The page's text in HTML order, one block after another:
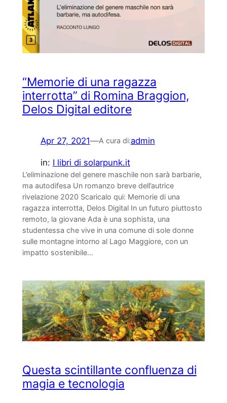
“Memorie di una ragazza
interrotta” di Romina Braggion,
Delos Digital editore
Apr 27, 2021—A cura di:admin
in: I libri di solarpunk.it
L’eliminazione del genere maschile non sarà barbarie,
ma autodifesa Un romanzo breve dell’autrice
rivelazione 2020 Scaricalo qui: Memorie di una
ragazza interrotta, Delos Digital In un futuro piuttosto
remoto, la giovane Ada è una sophista, una
studentessa che vive in una comune di sole donne
sulle montagne intorno al Lago Maggiore, con un
impatto sostenibile…
Questa scintillante confluenza di
magia e tecnologia